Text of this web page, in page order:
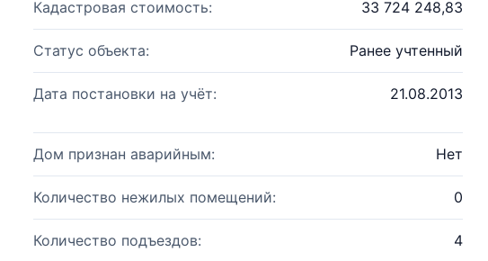
Кадастровая стоимость: 33 724 248,83
Статус объекта: Ранее учтенный
Дата постановки на учёт: 21.08.2013
Дом признан аварийным: Нет
Количество нежилых помещений: 0
Количество подъездов: 4